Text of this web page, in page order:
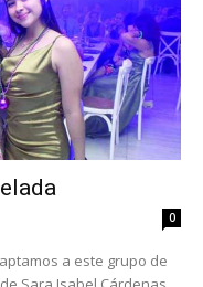
0
a este grupo de